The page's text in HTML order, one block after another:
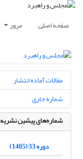
صفحه اصلی مرور
مقالات آماده انتشار
شماره جاری
شماره‌های پیشین نشریه
دوره 33 (1405)